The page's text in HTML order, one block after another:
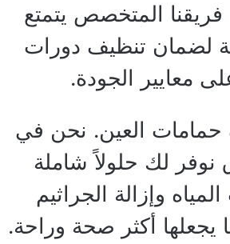
فريقنا المتخصص يتمتع
لضمان تنظيف دورات
معايير الجودة.
العين. نحن في
نوفر لك حلولاً شاملة
وإزالة الجراثيم
يجعلها أكثر صحة وراحة.